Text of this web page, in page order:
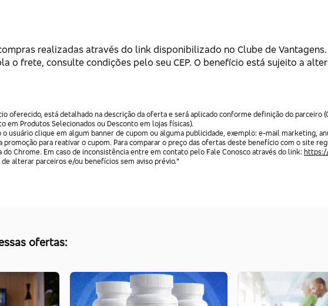
realizadas através do link disponibilizado no Clube de
o frete, consulte condições pelo seu CEP. O benefício está sujeito a
oferecido, está detalhado na descrição da oferta e será aplicado conforme definição do parceiro
em Produtos Selecionados ou Desconto em lojas físicas).
o usuário clique em algum banner de cupom ou alguma publicidade, exemplo: e-mail marketing,
promoção para reativar o cupom. Para comparar o preço das ofertas deste benefício com o site
do Chrome. Em caso de inconsistência entre em contato pelo Fale Conosco através do link:
alterar parceiros e/ou benefícios sem aviso prévio."
ofertas: